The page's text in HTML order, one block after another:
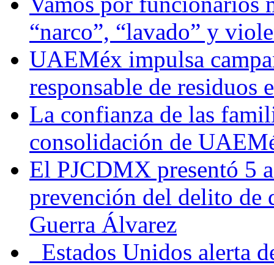
“narco”, “lavado” y
UAEMéx impulsa
responsable de residuos
La confianza de las
consolidación de
El PJCDMX presentó 5
prevención del delito de
Guerra Álvarez
Estados Unidos alerta